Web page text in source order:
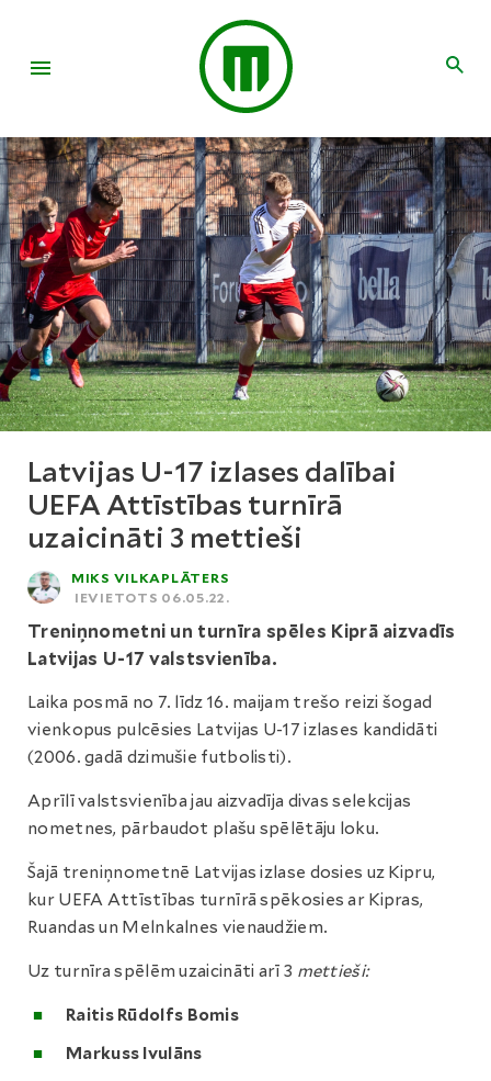
Latvijas U-17 izlases dalībai
UEFA Attīstības turnīrā
uzaicināti 3 mettieši
MIKS VILKAPLĀTERS
IEVIETOTS 06.05.22.
Treniņnometni un turnīra spēles Kiprā aizvadīs
Latvijas U-17 valstsvienība.
Laika posmā no 7. līdz 16. maijam trešo reizi šogad
vienkopus pulcēsies Latvijas U-17 izlases kandidāti
(2006. gadā dzimušie futbolisti).
Aprīlī valstsvienība jau aizvadīja divas selekcijas
nometnes, pārbaudot plašu spēlētāju loku.
Šajā treniņnometnē Latvijas izlase dosies uz Kipru,
kur UEFA Attīstības turnīrā spēkosies ar Kipras,
Ruandas un Melnkalnes vienaudžiem.
Uz turnīra spēlēm uzaicināti arī 3 mettieši:
Raitis Rūdolfs Bomis
Markuss Ivulāns